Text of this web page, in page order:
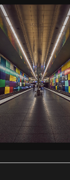
Brauchle-
| Blende: f/22 |
: 4s | :